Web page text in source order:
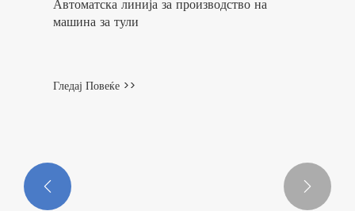
 